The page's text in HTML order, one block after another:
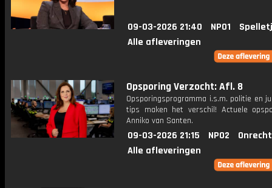
09-03-2026 21:40 NPO1
Alle afleveringen
Opsporing Verzocht: Afl. 8
Opsporingsprogramma i.s.m. politie en
tips maken het verschil! Actuele
Anniko van Santen.
09-03-2026 21:15 NPO2
Alle afleveringen